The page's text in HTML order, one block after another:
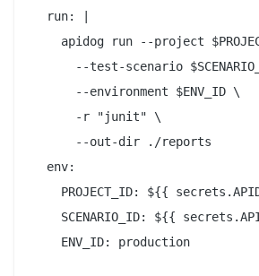
  run: |
apidog run --project
--test-scenario
      --environment $ENV_ID \
      -r "junit" \
      --out-dir ./reports
  env:
PROJECT_ID: ${{
SCENARIO_ID: ${{
    ENV_ID: production